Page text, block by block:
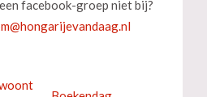
facebook-groep niet bij?